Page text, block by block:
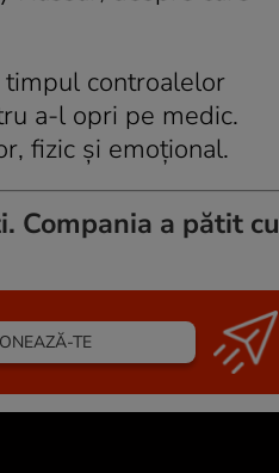
timpul controalelor
a-l opri pe medic.
fizic şi emoţional.
Compania a pătit cu
TE